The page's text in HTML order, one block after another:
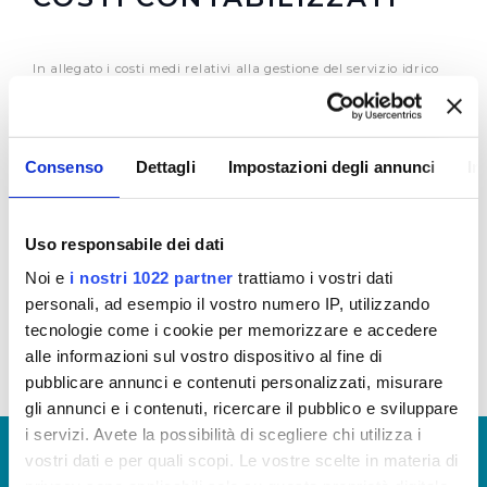
Consenso Dettagli Impostazioni degli annunci
Uso responsabile dei dati
Noi e i nostri 1022 partner trattiamo i vostri dati
personali, ad esempio il vostro numero IP, utilizzando
tecnologie come i cookie per memorizzare e accedere
alle informazioni sul vostro dispositivo al fine di
pubblicare annunci e contenuti personalizzati, misurare
gli annunci e i contenuti, ricercare il pubblico e sviluppare
i servizi. Avete la possibilità di scegliere chi utilizza i
vostri dati e per quali scopi. Le vostre scelte in materia di
In allegato i costi medi relativi alla gestione del servizio idrico
Si tenga presente che per ogni processo il costo medio deriva
dal rapporto tra il costo di processo e il dato quantitativo che
più lo rappresenta:
gestita
fognatura
depurazione: costo depurazione/Abit. Equivalenti trattati
© Copyright 2017 - 2026
GLOSSARIO